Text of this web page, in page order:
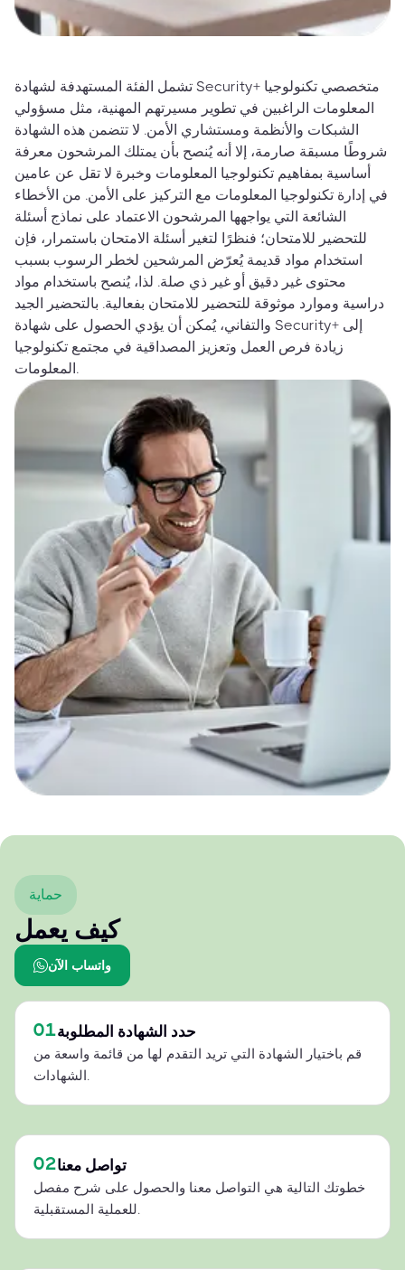
تشمل الفئة المستهدفة لشهادة Security+ متخصصي تكنولوجيا
المعلومات الراغبين في تطوير مسيرتهم المهنية، مثل مسؤولي
الشبكات والأنظمة ومستشاري الأمن. لا تتضمن هذه الشهادة
شروطًا مسبقة صارمة، إلا أنه يُنصح بأن يمتلك المرشحون معرفة
أساسية بمفاهيم تكنولوجيا المعلومات وخبرة لا تقل عن عامين
في إدارة تكنولوجيا المعلومات مع التركيز على الأمن. من الأخطاء
الشائعة التي يواجهها المرشحون الاعتماد على نماذج أسئلة
للتحضير للامتحان؛ فنظرًا لتغير أسئلة الامتحان باستمرار، فإن
استخدام مواد قديمة يُعرّض المرشحين لخطر الرسوب بسبب
محتوى غير دقيق أو غير ذي صلة. لذا، يُنصح باستخدام مواد
دراسية وموارد موثوقة للتحضير للامتحان بفعالية. بالتحضير الجيد
والتفاني، يُمكن أن يؤدي الحصول على شهادة Security+ إلى
زيادة فرص العمل وتعزيز المصداقية في مجتمع تكنولوجيا
المعلومات.
حماية
كيف يعمل
واتساب الآن
01حدد الشهادة المطلوبة
قم باختيار الشهادة التي تريد التقدم لها من قائمة واسعة من
الشهادات.
02تواصل معنا
خطوتك التالية هي التواصل معنا والحصول على شرح مفصل
للعملية المستقبلية.